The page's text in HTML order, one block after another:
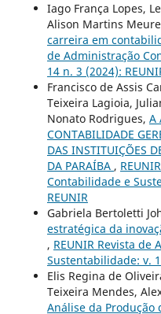
Iago França Lopes,
Alison Martins
carreira em
de Administração
14 n. 3 (2024):
Francisco de Assis
Teixeira Lagioia,
Nonato Rodrigues, A
CONTABILIDADE
DAS INSTITUIÇÕES
DA PARAÍBA ,
Contabilidade e
REUNIR
Gabriela Bertoletti
estratégica da
, REUNIR Revista
Sustentabilidade: v.
Elis Regina de
Teixeira Mendes,
Análise da Produção